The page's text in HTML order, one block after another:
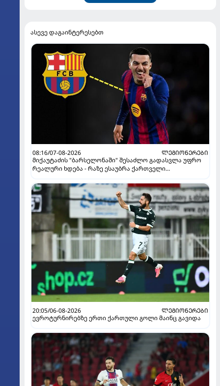
ასევე დაგაინტერესებთ
08:16/07-08-2026
ᲚᲔᲒᲘᲝᲜᲔᲠᲔᲑᲘ
მიქაუტაძის "ბარსელონაში" შესაძლო გადასვლა უფრო
რეალური ხდება - რაზე ესაუბრა ქართველი
20:05/06-08-2026
ᲚᲔᲒᲘᲝᲜᲔᲠᲔᲑᲘ
ევროტურნირებზე ერთი ქართული გოლი მაინც გავიდა